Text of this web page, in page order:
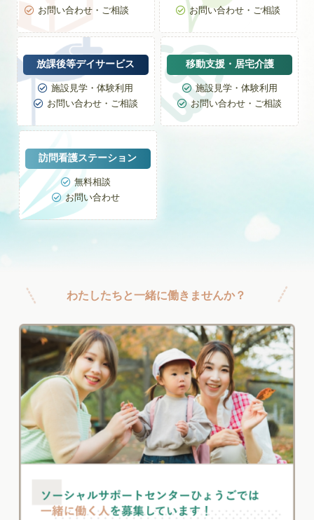
 お問い合わせ・ご相談  お問い合わせ・ご相談
放課後等デイサービス
 施設見学・体験利用
 お問い合わせ・ご相談
移動支援・居宅介護
 施設見学・体験利用
 お問い合わせ・ご相談
訪問看護ステーション
 無料相談
 お問い合わせ
わたしたちと一緒に働きませんか？